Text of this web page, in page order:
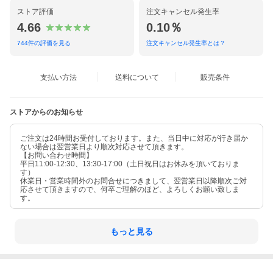
ストア評価
4.66
744件の評価を見る
注文キャンセル発生率
0.10％
注文キャンセル発生率とは？
支払い方法 送料について 販売条件
ストアからのお知らせ
ご注文は24時間お受付しております。また、当日中に対応が行き届か
ない場合は翌営業日より順次対応させて頂きます。
【お問い合わせ時間】
平日11:00-12:30、13:30-17:00（土日祝日はお休みを頂いておりま
す）
休業日・営業時間外のお問合せにつきまして、翌営業日以降順次ご対
応させて頂きますので、何卒ご理解のほど、よろしくお願い致しま
す。
もっと見る